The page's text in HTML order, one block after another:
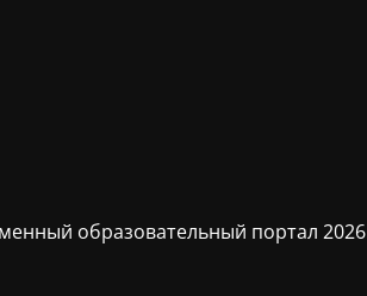
образовательный портал 2026